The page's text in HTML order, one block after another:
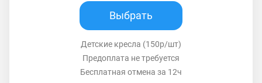
Выбрать
Детские кресла (150р/шт)
Предоплата не требуется
Бесплатная отмена за 12ч